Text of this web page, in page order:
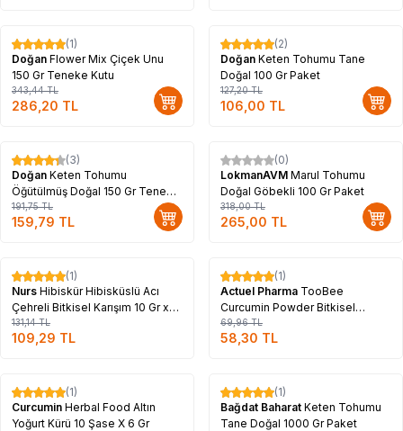
%17
(1)
Doğan Flower Mix Çiçek Unu
150 Gr Teneke Kutu
343,44TL
286,20 TL
%17
(2)
Doğan Keten Tohumu Tane
Doğal 100 Gr Paket
127,20TL
106,00 TL
%17
(3)
Doğan Keten Tohumu
Öğütülmüş Doğal 150 Gr Teneke
Kutu
191,75TL
159,79 TL
%17
(0)
LokmanAVM Marul Tohumu
Doğal Göbekli 100 Gr Paket
318,00TL
265,00 TL
%17
(1)
Nurs Hibiskür Hibisküslü Acı
Çehreli Bitkisel Karışım 10 Gr x
30 Saşe
131,14TL
109,29 TL
%17
(1)
Actuel Pharma TooBee
Curcumin Powder Bitkisel
Karışım Yoğurt Kürü 200 Gr
69,96TL
58,30 TL
%17
(1)
Curcumin Herbal Food Altın
Yoğurt Kürü 10 Şase X 6 Gr
%17
(1)
Bağdat Baharat Keten Tohumu
Tane Doğal 1000 Gr Paket